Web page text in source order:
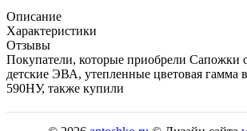
Описание
Характеристики
Отзывы
Покупатели, которые приобрели Сапожки
детские ЭВА, утепленные цветовая гамма
590НУ, также купили